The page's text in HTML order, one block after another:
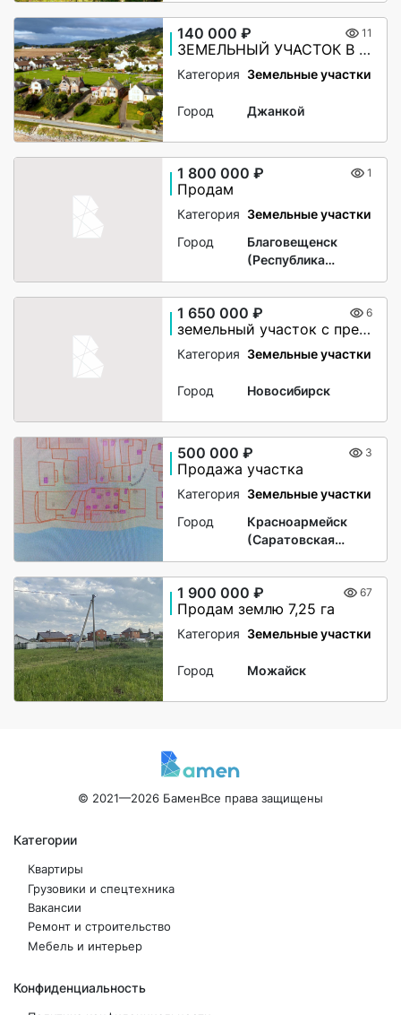
140 000 ₽ 11
ЗЕМЕЛЬНЫЙ УЧАСТОК В КРЫМУ — 60 СОТОК | РЯДОМ С НАСЕЛЁННЫМ ПУНКТОМ | ПЕРСПЕКТИВА ИЖС | ВСЕГО 140 000 ₽
Категория Земельные участки
Город Джанкой
1 800 000 ₽ 1
Продам
Категория Земельные участки
Город
Благовещенск
(Республика
1 650 000 ₽ 6
земельный участок с преспективой
Категория Земельные участки
Город Новосибирск
500 000 ₽ 3
Продажа участка
Категория Земельные участки
Город
Красноармейск
(Саратовская
1 900 000 ₽ 67
Продам землю 7,25 га
Категория Земельные участки
Город Можайск
© 2021—2026 БаменВсе права защищены
Категории
Квартиры
Грузовики и спецтехника
Вакансии
Ремонт и строительство
Мебель и интерьер
Конфиденциальность